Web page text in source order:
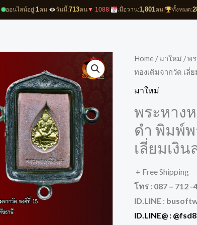
ออนไลน์อยู่:1คน วันนี้:713คน▼ 1088| เมื่อวาน:1,801คน ทั้งหมด:
Home /มาใหม่ / พ
ทองเดิมจากวัด เลี่
มาใหม่
พระหาง
ดำ พิมพ์พ
เลี่ยมเงิ
+ Free Shipping
โทร : 087 – 712 -
ID.LINE :
ID.LINE@ :